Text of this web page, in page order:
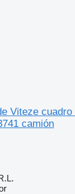
Viteze
camión